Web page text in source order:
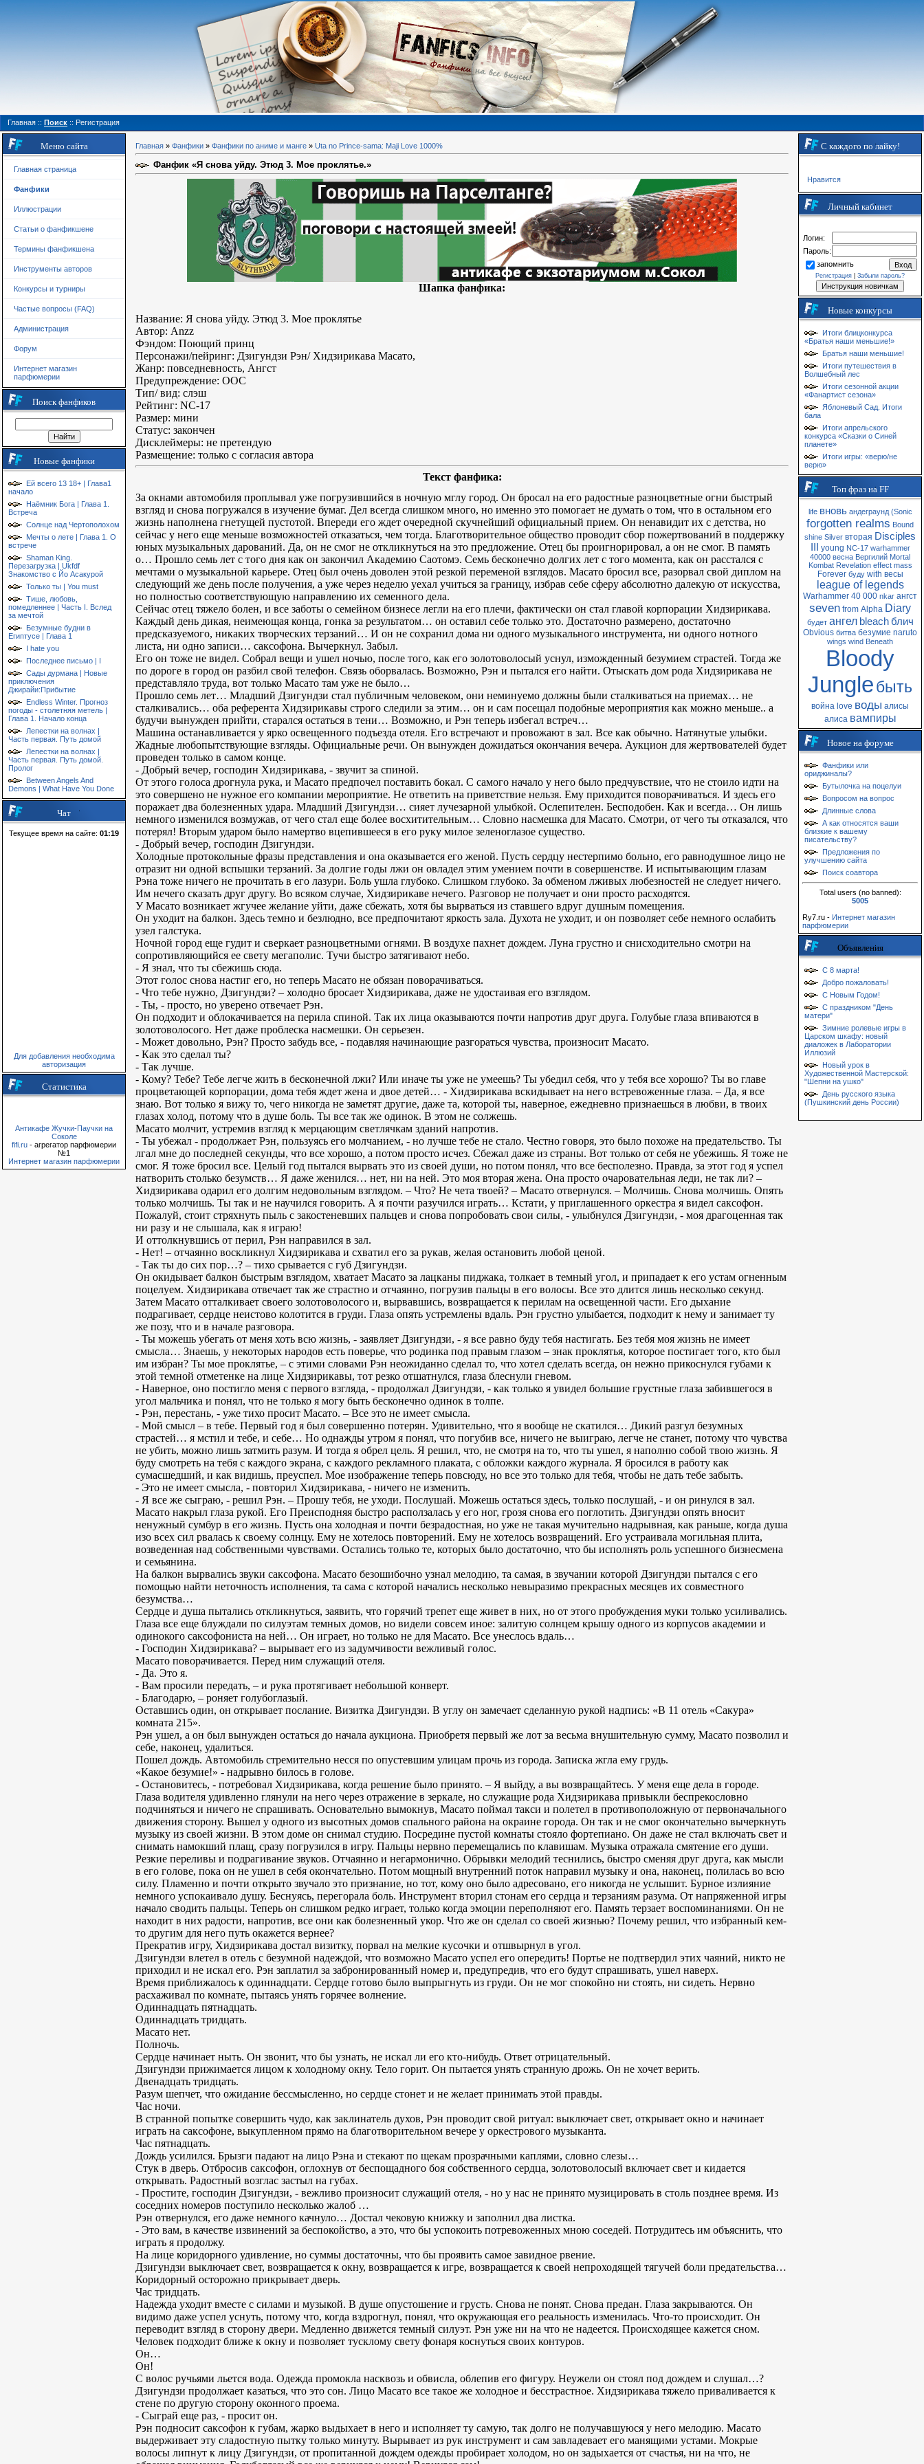
Главная :: Поиск :: Регистрация
Меню сайта
Главная страница
Фанфики
Иллюстрации
Статьи о фанфикшене
Термины фанфикшена
Инструменты авторов
Конкурсы и турниры
Частые вопросы (FAQ)
Администрация
Форум
Интернет магазин
парфюмерии
Поиск фанфиков
Новые фанфики
Ей всего 13 18+ | Глава1
начало
Наёмник Бога | Глава 1.
Встреча
Солнце над Чертополохом
Мечты о лете | Глава 1. О
встрече
Shaman King.
Перезагрузка | Ukfdf
Знакомство с Йо Асакурой
Только ты | You must
Тише, любовь,
помедленнее | Часть I. Вслед
за мечтой
Безумные будни в
Египтусе | Глава 1
I hate you
Последнее письмо | I
Сады дурмана | Новые
приключения
Джирайи:Прибытие
Endless Winter. Прогноз
погоды - столетняя метель |
Глава 1. Начало конца
Лепестки на волнах |
Часть первая. Путь домой
Лепестки на волнах |
Часть первая. Путь домой.
Пролог
Between Angels And
Demons | What Have You Done
Чат
Текущее время на сайте: 01:19
Для добавления необходима
авторизация
Статистика
Антикафе Жучки-Паучки на
Соколе
fifi.ru - агрегатор парфюмерии
№1
Интернет магазин парфюмерии
Главная » Фанфики » Фанфики по аниме и манге » Uta no Prince-sama: Maji Love 1000%
Фанфик «Я снова уйду. Этюд 3. Мое проклятье.»
Шапка фанфика:
Название: Я снова уйду. Этюд 3. Мое проклятье
Автор: Anzz
Фэндом: Поющий принц
Персонажи/пейринг: Дзигундзи Рэн/ Хидзирикава Масато,
Жанр: повседневность, Ангст
Предупреждение: ООС
Тип/ вид: слэш
Рейтинг: NC-17
Размер: мини
Статус: закончен
Дисклеймеры: не претендую
Размещение: только с согласия автора
Текст фанфика:
За окнами автомобиля проплывал уже погрузившийся в ночную мглу город. Он бросал на его радостные разноцветные огни быстрый
взгляд и снова погружался в изучение бумаг. Дел всегда слишком много, но именно это помогает не думать о том, что в остальном его
жизнь наполнена гнетущей пустотой. Впереди его ждет очередной скучнейший официальный прием. Он ненавидит их с детства, но
сейчас у него еще меньше возможностей отказаться, чем тогда. Благотворительное общество проводит сбор пожертвований в поддержку
юных музыкальных дарований. Да, он не смог не откликнуться на это предложение. Отец бы проигнорировал, а он не смог. В память
о… Прошло семь лет с того дня как он закончил Академию Саотомэ. Семь бесконечно долгих лет с того момента, как он расстался с
мечтами о музыкальной карьере. Отец был очень доволен этой резкой переменой взглядов. Масато бросил все, разорвал свой диплом на
следующий же день после получения, а уже через неделю уехал учиться за границу, избрав себе сферу абсолютно далекую от искусства,
но полностью соответствующую направлению их семенного дела.
Сейчас отец тяжело болен, и все заботы о семейном бизнесе легли на его плечи, фактически он стал главой корпорации Хидзирикава.
Каждый день дикая, неимеющая конца, гонка за результатом… он оставил себе только это. Достаточно размерено, достаточно
предсказуемого, никаких творческих терзаний… И он не сохранил дома ни одного музыкального инструмента, ни одного нотного
листа, ни одно записи… саксофона. Вычеркнул. Забыл.
Его он тоже не видел. Собрал вещи и ушел ночью, после того, как его золотоволосый уснул, изможденный безумием страстей. Тогда же
по дороге в город он разбил свой телефон. Связь оборвалась. Возможно, Рэн и пытался его найти. Отыскать дом рода Хидзирикава не
представляло труда, вот только Масато там уже не было…
Прошло семь лет… Младший Дзигундзи стал публичным человеком, они неминуемо должны были сталкиваться на приемах… не
сталкивались… оба референта Хидзирикавы строго следили за этим… он и сам посещал подобные мероприятия как можно меньше.. а
будучи вынужден прийти, старался остаться в тени… Возможно, и Рэн теперь избегал встреч…
Машина останавливается у ярко освещенного подъезда отеля. Его встречают и провожают в зал. Все как обычно. Натянутые улыбки.
Жадные любопытствующие взгляды. Официальные речи. Он вынужден дожидаться окончания вечера. Аукцион для жертвователей будет
проведен только в самом конце.
- Добрый вечер, господин Хидзирикава, - звучит за спиной.
От этого голоса дрогнула рука, и Масато предпочел поставить бокал. С самого начало у него было предчувствие, что не стоило идти на
это совершено не нужное его компании мероприятие. Не ответить на приветствие нельзя. Ему приходится поворачиваться. И здесь его
поражает два болезненных удара. Младший Дзигундзи… сияет лучезарной улыбкой. Ослепителен. Бесподобен. Как и всегда… Он лишь
немного изменился возмужав, от чего стал еще более восхитительным… Словно насмешка для Масато. Смотри, от чего ты отказался, что
потерял! Вторым ударом было намертво вцепившееся в его руку милое зеленоглазое существо.
- Добрый вечер, господин Дзигундзи.
Холодные протокольные фразы представления и она оказывается его женой. Пусть сердцу нестерпимо больно, его равнодушное лицо не
отразит ни одной вспышки терзаний. За долгие годы лжи он овладел этим умением почти в совершенстве. И испытывающим глазам
Рэна тоже ничего не прочитать в его лазури. Боль ушла глубоко. Слишком глубоко. За обменом лживых любезностей не следует ничего.
Им нечего сказать друг другу. Во всяком случае, Хидзирикаве нечего. Разговор не получает и они просто расходятся.
У Масато возникает жгучее желание уйти, даже сбежать, хотя бы вырваться из ставшего вдруг душным помещения.
Он уходит на балкон. Здесь темно и безлюдно, все предпочитают яркость зала. Духота не уходит, и он позволяет себе немного ослабить
узел галстука.
Ночной город еще гудит и сверкает разноцветными огнями. В воздухе пахнет дождем. Луна грустно и снисходительно смотри на
сопротивляющийся ее свету мегаполис. Тучи быстро затягивают небо.
- Я знал, что ты сбежишь сюда.
Этот голос снова настиг его, но теперь Масато не обязан поворачиваться.
- Что тебе нужно, Дзигундзи? – холодно бросает Хидзирикава, даже не удостаивая его взглядом.
- Ты, - просто, но уверено отвечает Рэн.
Он подходит и облокачивается на перила спиной. Так их лица оказываются почти напротив друг друга. Голубые глаза впиваются в
золотоволосого. Нет даже проблеска насмешки. Он серьезен.
- Может довольно, Рэн? Просто забудь все, - подавляя начинающие разгораться чувства, произносит Масато.
- Как это сделал ты?
- Так лучше.
- Кому? Тебе? Тебе легче жить в бесконечной лжи? Или иначе ты уже не умеешь? Ты убедил себя, что у тебя все хорошо? Ты во главе
процветающей корпорации, дома тебя ждет жена и двое детей… - Хидзирикава вскидывает на него встревоженные глаза. – Да, я все
знаю. Вот только я вижу то, чего никогда не заметят другие, даже та, которой ты, наверное, ежедневно признаешься в любви, в твоих
глазах холод, потому что в душе боль. Ты все так же одинок. В этом не солжешь.
Масато молчит, устремив взгляд к мерцающим светлячкам зданий напротив.
- Ты убежал - продолжает Рэн, пользуясь его молчанием, - но лучше тебе не стало. Честно говоря, это было похоже на предательство. Ты
лгал мне до последней секунды, что все хорошо, а потом просто исчез. Сбежал даже из страны. Вот только от себя не убежишь. Я тоже не
смог. Я тоже бросил все. Целый год пытался вырвать это из своей души, но потом понял, что все бесполезно. Правда, за этот год я успел
натворить столько безумств… Я даже женился… нет, ни на ней. Это моя вторая жена. Она просто очаровательная леди, не так ли? –
Хидзирикава одарил его долгим недовольным взглядом. – Что? Не чета твоей? – Масато отвернулся. – Молчишь. Снова молчишь. Опять
только молчишь. Ты так и не научился говорить. А я почти разучился играть… Кстати, у приглашенного оркестра я видел саксофон.
Пожалуй, стоит стряхнуть пыль с закостеневших пальцев и снова попробовать свои силы, - улыбнулся Дзигундзи, - моя драгоценная так
ни разу и не слышала, как я играю!
И оттолкнувшись от перил, Рэн направился в зал.
- Нет! – отчаянно воскликнул Хидзирикава и схватил его за рукав, желая остановить любой ценой.
- Так ты до сих пор…? – тихо срывается с губ Дзигундзи.
Он окидывает балкон быстрым взглядом, хватает Масато за лацканы пиджака, толкает в темный угол, и припадает к его устам огненным
поцелуем. Хидзирикава отвечает так же страстно и отчаянно, погрузив пальцы в его волосы. Все это длится лишь несколько секунд.
Затем Масато отталкивает своего золотоволосого и, вырвавшись, возвращается к перилам на освещенной части. Его дыхание
подрагивает, сердце неистово колотится в груди. Глаза опять устремлены вдаль. Рэн грустно улыбается, подходит к нему и занимает ту
же позу, что и в начале разговора.
- Ты можешь убегать от меня хоть всю жизнь, - заявляет Дзигундзи, - я все равно буду тебя настигать. Без тебя моя жизнь не имеет
смысла… Знаешь, у некоторых народов есть поверье, что родинка под правым глазом – знак проклятья, которое постигает того, кто был
им избран? Ты мое проклятье, – с этими словами Рэн неожиданно сделал то, что хотел сделать всегда, он нежно прикоснулся губами к
этой темной отметенке на лице Хидзирикавы, тот резко отшатнулся, глаза блеснули гневом.
- Наверное, оно постигло меня с первого взгляда, - продолжал Дзигундзи, - как только я увидел большие грустные глаза забившегося в
угол мальчика и понял, что не только я могу быть бесконечно одинок в толпе.
- Рэн, перестань, - уже тихо просит Масато. – Все это не имеет смысла.
- Мой смысл – в тебе. Первый год я был совершенно потерян. Удивительно, что я вообще не скатился… Дикий разгул безумных
страстей… я мстил и тебе, и себе… Но однажды утром я понял, что погубив все, ничего не выиграю, легче не станет, потому что чувства
не убить, можно лишь затмить разум. И тогда я обрел цель. Я решил, что, не смотря на то, что ты ушел, я наполню собой твою жизнь. Я
буду смотреть на тебя с каждого экрана, с каждого рекламного плаката, с обложки каждого журнала. Я бросился в работу как
сумасшедший, и как видишь, преуспел. Мое изображение теперь повсюду, но все это только для тебя, чтобы не дать тебе забыть.
- Это не имеет смысла, - повторил Хидзирикава, - ничего не изменить.
- Я все же сыграю, - решил Рэн. – Прошу тебя, не уходи. Послушай. Можешь остаться здесь, только послушай, - и он ринулся в зал.
Масато накрыл глаза рукой. Его Преисподняя быстро расползалась у его ног, грозя снова его поглотить. Дзигундзи опять вносит
ненужный сумбур в его жизнь. Пусть она холодная и почти безрадостная, но уже не такая мучительно надрывная, как раньше, когда душа
изо всех сил рвалась к своему солнцу. Ему не хотелось повторений. Ему не хотелось возвращений. Его устраивала могильная плита,
возведенная над собственными чувствами. Остались только те, которых было достаточно, что бы исполнять роль успешного бизнесмена
и семьянина.
На балкон вырвались звуки саксофона. Масато безошибочно узнал мелодию, та самая, в звучании которой Дзигундзи пытался с его
помощью найти неточность исполнения, та сама с которой начались несколько невыразимо прекрасных месяцев их совместного
безумства…
Сердце и душа пытались откликнуться, заявить, что горячий трепет еще живет в них, но от этого пробуждения муки только усиливались.
Глаза все еще блуждали по силуэтам темных домов, но видели совсем иное: залитую солнцем крышу одного из корпусов академии и
одинокого саксофониста на ней… Он играет, но только не для Масато. Все унеслось вдаль…
- Господин Хидзирикава? – вырывает его из задумчивости вежливый голос.
Масато поворачивается. Перед ним служащий отеля.
- Да. Это я.
- Вам просили передать, – и рука протягивает небольшой конверт.
- Благодарю, – роняет голубоглазый.
Оставшись один, он открывает послание. Визитка Дзигундзи. В углу он замечает сделанную рукой надпись: «В 11 отель «Сакура»
комната 215».
Рэн ушел, а он был вынужден остаться до начала аукциона. Приобретя первый же лот за весьма внушительную сумму, Масато позволил и
себе, наконец, удалиться.
Пошел дождь. Автомобиль стремительно несся по опустевшим улицам прочь из города. Записка жгла ему грудь.
«Какое безумие!» - надрывно билось в голове.
- Остановитесь, - потребовал Хидзирикава, когда решение было принято. – Я выйду, а вы возвращайтесь. У меня еще дела в городе.
Глаза водителя удивленно глянули на него через отражение в зеркале, но служащие рода Хидзирикава привыкли беспрекословно
подчиняться и ничего не спрашивать. Основательно вымокнув, Масато поймал такси и полетел в противоположную от первоначального
движения сторону. Вышел у одного из высотных домов спального района на окраине города. Он так и не смог окончательно вычеркнуть
музыку из своей жизни. В этом доме он снимал студию. Посредине пустой комнаты стояло фортепиано. Он даже не стал включать свет и
снимать намокший плащ, сразу погрузился в игру. Пальцы нервно перемещались по клавишам. Музыка отражала смятение его души.
Резкие переливы и подрагивание звуков. Отчаянно и негармонично. Обрывки мелодий теснились, быстро сменяя друг друга, как мысли
в его голове, пока он не ушел в себя окончательно. Потом мощный внутренний поток направил музыку и она, наконец, полилась во всю
силу. Пламенно и почти открыто звучало это признание, но тот, кому оно было адресовано, его никогда не услышит. Бурное излияние
немного успокаивало душу. Беснуясь, перегорала боль. Инструмент вторил стонам его сердца и терзаниям разума. От напряженной игры
начало сводить пальцы. Теперь он слишком редко играет, только когда эмоции переполняют его. Память терзает воспоминаниями. Он не
находит в них радости, напротив, все они как болезненный укор. Что же он сделал со своей жизнью? Почему решил, что избранный кем-
то другим для него путь окажется вернее?
Прекратив игру, Хидзирикава достал визитку, порвал на мелкие кусочки и отшвырнул в угол.
Дзигундзи влетел в отель с безумной надеждой, что возможно Масато успел его опередить! Портье не подтвердил этих чаяний, никто не
приходил и не искал его. Рэн заплатил за забронированный номер и, предупредив, что его будут спрашивать, ушел наверх.
Время приближалось к одиннадцати. Сердце готово было выпрыгнуть из груди. Он не мог спокойно ни стоять, ни сидеть. Нервно
расхаживал по комнате, пытаясь унять горячее волнение.
Одиннадцать пятнадцать.
Одиннадцать тридцать.
Масато нет.
Полночь.
Сердце начинает ныть. Он звонит, что бы узнать, не искал ли его кто-нибудь. Ответ отрицательный.
Дзигундзи прижимается лицом к холодному окну. Тело горит. Он пытается унять странную дрожь. Он не хочет верить.
Двенадцать тридцать.
Разум шепчет, что ожидание бессмысленно, но сердце стонет и не желает принимать этой правды.
Час ночи.
В странной попытке совершить чудо, как заклинатель духов, Рэн проводит свой ритуал: выключает свет, открывает окно и начинает
играть на саксофоне, выкупленном прямо на благотворительном вечере у оркестрового музыканта.
Час пятнадцать.
Дождь усилился. Брызги падают на лицо Рэна и стекают по щекам прозрачными каплями, словно слезы…
Стук в дверь. Отбросив саксофон, оглохнув от беспощадного боя собственного сердца, золотоволосый включает свет и кидается
открывать. Радостный возглас застыл на губах.
- Простите, господин Дзигундзи, - вежливо произносит служащий отеля, - но у нас не принято музицировать в столь позднее время. Из
соседних номеров поступило несколько жалоб …
Рэн отвернулся, его даже немного качнуло… Достал чековую книжку и заполнил два листка.
- Это вам, в качестве извинений за беспокойство, а это, что бы успокоить потревоженных мною соседей. Потрудитесь им объяснить, что
играть я продолжу.
На лице коридорного удивление, но суммы достаточны, что бы проявить самое завидное рвение.
Дзигундзи выключает свет, возвращается к окну, возвращается к игре, возвращается к своей непроходящей тягучей боли предательства…
Коридорный осторожно прикрывает дверь.
Час тридцать.
Надежда уходит вместе с силами и музыкой. В душе опустошение и грусть. Снова не понят. Снова предан. Глаза закрываются. Он
видимо даже успел уснуть, потому что, когда вздрогнул, понял, что окружающая его реальность изменилась. Что-то происходит. Он
переводит взгляд в сторону двери. Медленно движется темный силуэт. Рэн уже ни на что не надеется. Происходящее кажется сном.
Человек подходит ближе к окну и позволяет тусклому свету фонаря коснуться своих контуров.
Он…
Он!
С волос ручьями льется вода. Одежда промокла насквозь и обвисла, облепив его фигуру. Неужели он стоял под дождем и слушал…?
Дзигундзи продолжает казаться, что это сон. Лицо Масато все такое же холодное и бесстрастное. Хидзирикава тяжело приваливается к
стене по другую сторону оконного проема.
- Сыграй еще раз, - просит он.
Рэн подносит саксофон к губам, жарко выдыхает в него и исполняет ту самую, так долго не получавшуюся у него мелодию. Масато
выдерживает эту сладостную пытку только минуту. Вырывает из рук инструмент и сам завладевает его манящими устами. Мокрые
волосы липнут к лицу Дзигундзи, от пропитанной дождем одежды пробирает холодом, но он задыхается от счастья, ни на что, не
С каждого по лайку!
Нравится
Личный кабинет
Логин:
Пароль:
запомнить
Регистрация Забыли пароль?
Новые конкурсы
Итоги блицконкурса
«Братья наши меньшие!»
Братья наши меньшие!
Итоги путешествия в
Волшебный лес
Итоги сезонной акции
«Фанартист сезона»
Яблоневый Сад. Итоги
бала
Итоги апрельского
конкурса «Сказки о Синей
планете»
Итоги игры: «верю/не
верю»
Топ фраз на FF
life вновь андеграунд (Sonic
forgotten realms Bound
shine Silver вторая Disciples
young NC-17 warhammer
40000 весна Вергилий Mortal
Kombat Revelation effect mass
Forever буду with весы
league of legends
Warhammer 40 000 nkar ангст
seven from Alpha Diary
будет ангел bleach блич
Obvious битва безумие naruto
wings wind Beneath
Bloody
Jungleбыть
война love воды алисы
алиса вампиры
Новое на форуме
Фанфики или
ориджиналы?
Бутылочка на поцелуи
Вопросом на вопрос
Длинные слова
А как относятся ваши
близкие к вашему
писательству?
Предложения по
улучшению сайта
Поиск соавтора
Total users (no banned):
5005
Ry7.ru - Интернет магазин
парфюмерии
Объявления
С 8 марта!
Добро пожаловать!
С Новым Годом!
С праздником "День
матери"
Зимние ролевые игры в
Царском шкафу: новый
диаложек в Лаборатории
Иллюзий
Новый урок в
Художественной Мастерской:
"Шепни на ушко"
День русского языка
(Пушкинский день России)